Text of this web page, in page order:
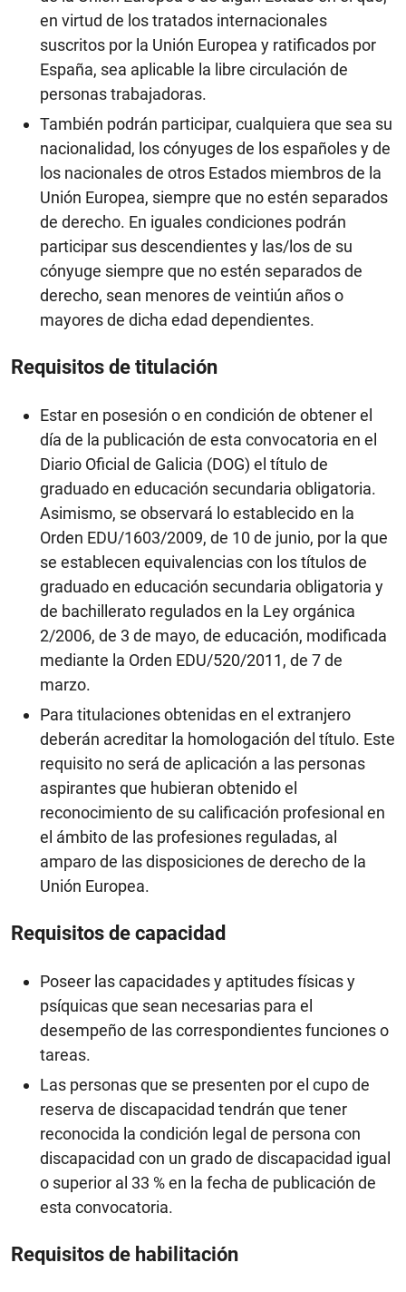
en virtud de los tratados internacionales
suscritos por la Unión Europea y ratificados por
España, sea aplicable la libre circulación de
personas trabajadoras.
También podrán participar, cualquiera que sea su
nacionalidad, los cónyuges de los españoles y de
los nacionales de otros Estados miembros de la
Unión Europea, siempre que no estén separados
de derecho. En iguales condiciones podrán
participar sus descendientes y las/los de su
cónyuge siempre que no estén separados de
derecho, sean menores de veintiún años o
mayores de dicha edad dependientes.
Requisitos de titulación
Estar en posesión o en condición de obtener el
día de la publicación de esta convocatoria en el
Diario Oficial de Galicia (DOG) el título de
graduado en educación secundaria obligatoria.
Asimismo, se observará lo establecido en la
Orden EDU/1603/2009, de 10 de junio, por la que
se establecen equivalencias con los títulos de
graduado en educación secundaria obligatoria y
de bachillerato regulados en la Ley orgánica
2/2006, de 3 de mayo, de educación, modificada
mediante la Orden EDU/520/2011, de 7 de
marzo.
Para titulaciones obtenidas en el extranjero
deberán acreditar la homologación del título. Este
requisito no será de aplicación a las personas
aspirantes que hubieran obtenido el
reconocimiento de su calificación profesional en
el ámbito de las profesiones reguladas, al
amparo de las disposiciones de derecho de la
Unión Europea.
Requisitos de capacidad
Poseer las capacidades y aptitudes físicas y
psíquicas que sean necesarias para el
desempeño de las correspondientes funciones o
tareas.
Las personas que se presenten por el cupo de
reserva de discapacidad tendrán que tener
reconocida la condición legal de persona con
discapacidad con un grado de discapacidad igual
o superior al 33 % en la fecha de publicación de
esta convocatoria.
Requisitos de habilitación